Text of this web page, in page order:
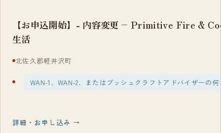
【お申込開始】- 内容変更 – Primitive Fire &
生活
北佐久郡軽井沢町
WAN-1、WAN-2、またはブッシュクラフトアドバイザーの
詳細・お申し込み →